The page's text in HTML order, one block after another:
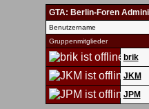
GTA: Berlin-Foren
Benutzername
Gruppenmitglieder
brik
JKM
JPM